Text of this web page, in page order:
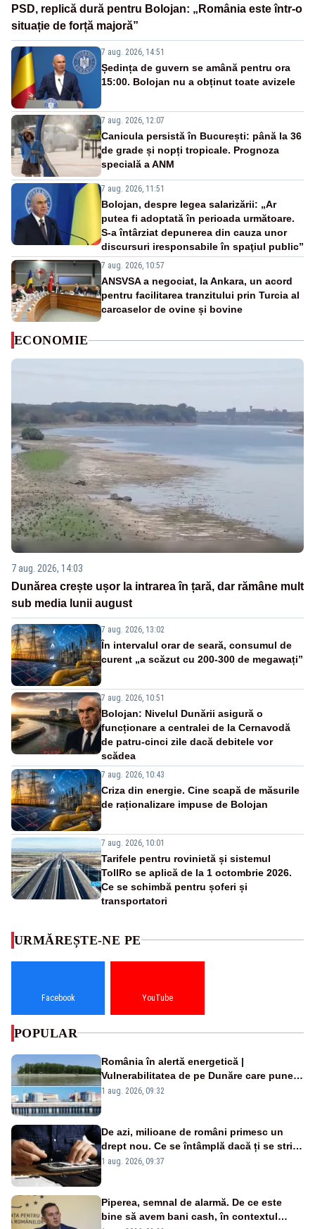
PSD, replică dură pentru Bolojan: „România este într-o
situație de forță majoră”
7 aug. 2026, 14:51
Ședința de guvern se amână pentru ora
15:00. Bolojan nu a obținut toate avizele
7 aug. 2026, 12:07
Canicula persistă în București: până la 36
de grade și nopți tropicale. Prognoza
specială a ANM
7 aug. 2026, 11:51
Bolojan, despre legea salarizării: „Ar
putea fi adoptată în perioada următoare.
S-a întârziat depunerea din cauza unor
discursuri iresponsabile în spaţiul public”
7 aug. 2026, 10:57
ANSVSA a negociat, la Ankara, un acord
pentru facilitarea tranzitului prin Turcia al
carcaselor de ovine și bovine
ECONOMIE
7 aug. 2026, 14:03
Dunărea crește ușor la intrarea în țară, dar rămâne mult
sub media lunii august
7 aug. 2026, 13:02
În intervalul orar de seară, consumul de
curent „a scăzut cu 200-300 de megawați”
7 aug. 2026, 10:51
Bolojan: Nivelul Dunării asigură o
funcționare a centralei de la Cernavodă
de patru-cinci zile dacă debitele vor
scădea
7 aug. 2026, 10:43
Criza din energie. Cine scapă de măsurile
de raționalizare impuse de Bolojan
7 aug. 2026, 10:01
Tarifele pentru rovinietă și sistemul
TollRo se aplică de la 1 octombrie 2026.
Ce se schimbă pentru șoferi și
transportatori
URMĂREȘTE-NE PE
Facebook YouTube
POPULAR
România în alertă energetică |
Vulnerabilitatea de pe Dunăre care pune
în pericol Centrala Cernavodă era
1 aug. 2026, 09:32
De azi, milioane de români primesc un
drept nou. Ce se întâmplă dacă ți se strică
un produs
1 aug. 2026, 09:37
Piperea, semnal de alarmă. De ce este
bine să avem bani cash, în contextul